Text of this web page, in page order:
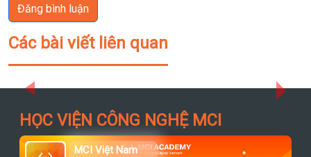
Đăng bình luận
Các bài viết liên quan
Previous
HỌC VIỆN CÔNG NGHỆ MCI
MCI Việt Nam